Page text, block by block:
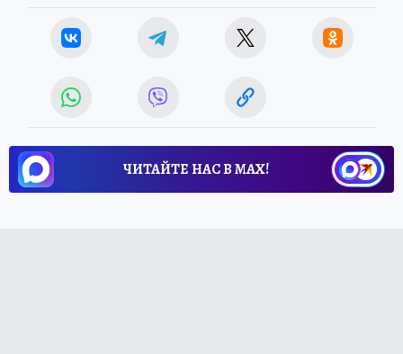
ЧИТАЙТЕ НАС В МАХ!